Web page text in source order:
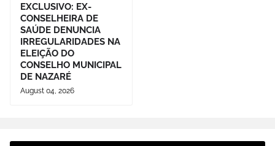
EXCLUSIVO: EX-
CONSELHEIRA DE
SAÚDE DENUNCIA
IRREGULARIDADES NA
ELEIÇÃO DO
CONSELHO MUNICIPAL
DE NAZARÉ
August 04, 2026